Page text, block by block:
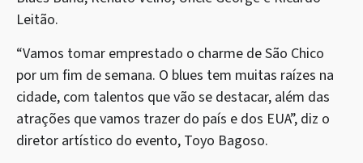
Leitão.
“Vamos tomar emprestado o charme de São Chico
por um fim de semana. O blues tem muitas raízes na
cidade, com talentos que vão se destacar, além das
atrações que vamos trazer do país e dos EUA”, diz o
diretor artístico do evento, Toyo Bagoso.